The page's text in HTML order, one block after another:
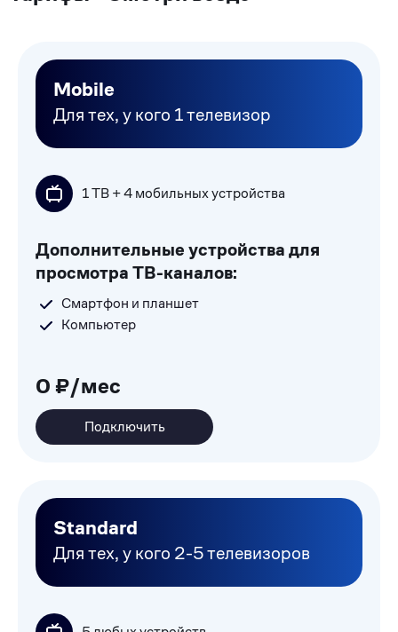
Mobile
Для тех, у кого 1 телевизор
1 ТВ + 4 мобильных устройства
Дополнительные устройства для
просмотра ТВ-каналов:
Смартфон и планшет
Компьютер
0 ₽/мес
Подключить
Standard
Для тех, у кого 2-5 телевизоров